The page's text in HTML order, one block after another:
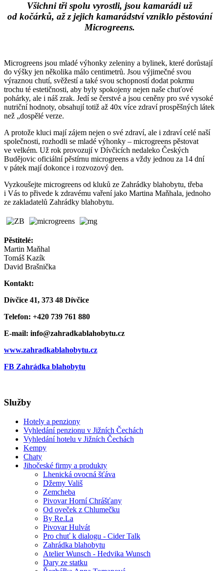
Všichni tři spolu vyrostli, jsou kamarádi už
od kočárků, až z jejich kamarádství vzniklo pěstování
Microgreens.
Microgreens jsou mladé výhonky zeleniny a bylinek, které dorůstají
do výšky jen několika málo centimetrů. Jsou výjimečné svou
výraznou chutí, svěžestí a také svou schopností dodat pokrmu
trochu té estetičnosti, aby byly spokojeny nejen naše chuťové
pohárky, ale i náš zrak. Jedí se čerstvé a jsou ceněny pro své vysoké
nutriční hodnoty, obsahují totiž až 40x více zdraví prospěšných látek
než „dospělé verze.
A protože kluci mají zájem nejen o své zdraví, ale i zdraví celé naší
společnosti, rozhodli se mladé výhonky – microgreens pěstovat
ve velkém. Už rok provozují v Dívčicích nedaleko Českých
Budějovic oficiální pěstírnu microgreens a vždy jednou za 14 dní
v pátek mají dokonce i rozvozový den.
Vyzkoušejte microgreens od kluků ze Zahrádky blahobytu, třeba
i Vás to přivede k zdravému vaření jako Martina Maňhala, jednoho
ze zakladatelů Zahrádky blahobytu.
Pěstitelé:
Martin Maňhal
Tomáš Kazík
David Brašnička
Kontakt:
Dívčice 41, 373 48 Dívčice
Telefon: +420 739 761 880
E-mail: info@zahradkablahobytu.cz
www.zahradkablahobytu.cz
FB Zahrádka blahobytu
Služby
Hotely a penziony
Vyhledání penzionu v Jižních Čechách
Vyhledání hotelu v Jižních Čechách
Kempy
Chaty
Jihočeské firmy a produkty
Lhenická ovocná šťáva
Džemy Vališ
Zemcheba
Pivovar Horní Chrášťany
Od oveček z Chlumečku
By Re.La
Pivovar Hulvát
Pro chuť k dialogu - Cider Talk
Zahrádka blahobytu
Atelier Wunsch - Hedvika Wunsch
Dary ze statku